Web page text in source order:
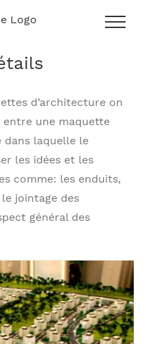
d’architecture on
une maquette
laquelle le
les idées et les
comme: les enduits,
jointage des
général des